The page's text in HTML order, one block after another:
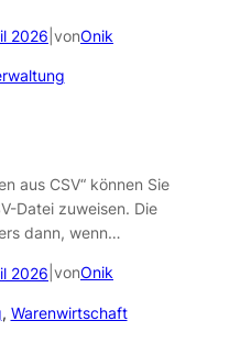
2026 vonOnik
aus CSV“ können Sie
Datei zuweisen. Die
dann, wenn…
2026 vonOnik
, Warenwirtschaft